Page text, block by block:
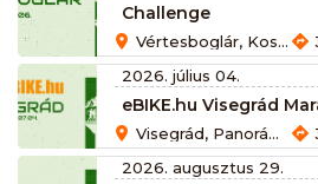
Challenge
Vértesboglár, Kossuth u. 69, 8085
2026. július 04.
eBIKE.hu Visegrád
Visegrád, Panoráma út 21, 2025
2026. augusztus 29.